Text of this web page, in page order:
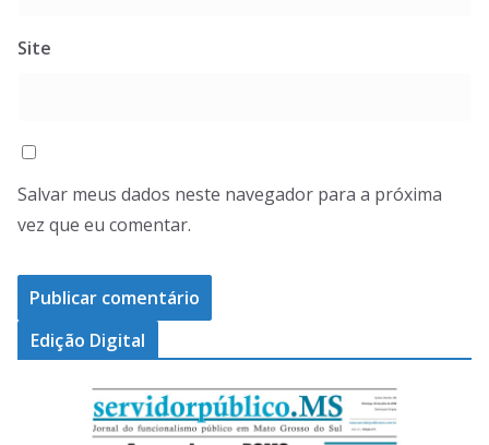
Site
Salvar meus dados neste navegador para a próxima
vez que eu comentar.
Edição Digital